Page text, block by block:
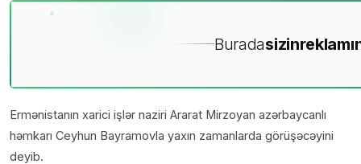
Buradasizin
Ermənistanın xarici işlər naziri Ararat Mirzoyan azərbaycanlı
həmkarı Ceyhun Bayramovla yaxın zamanlarda görüşəcəyini
deyib.